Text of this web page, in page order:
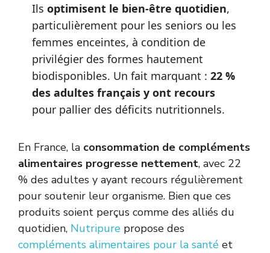
Ils optimisent le bien-être quotidien,
particulièrement pour les seniors ou les
femmes enceintes, à condition de
privilégier des formes hautement
biodisponibles. Un fait marquant : 22 %
des adultes français y ont recours
pour pallier des déficits nutritionnels.
En France, la consommation de compléments
alimentaires progresse nettement, avec 22
% des adultes y ayant recours régulièrement
pour soutenir leur organisme. Bien que ces
produits soient perçus comme des alliés du
quotidien, Nutripure propose des
compléments alimentaires pour la santé et